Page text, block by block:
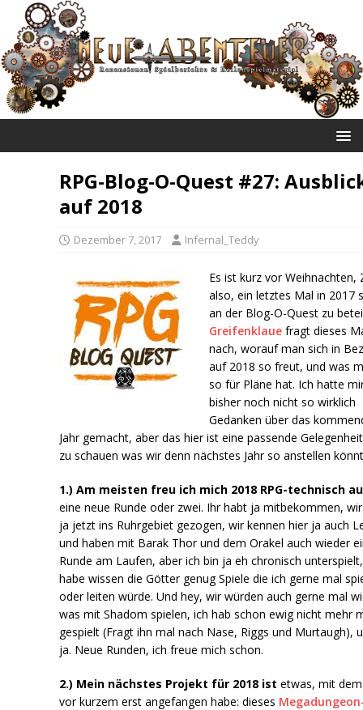
RPG-Blog-O-Quest #27:
auf 2018
Dezember 7, 2017 Infernal_Teddy
Es ist kurz vor Weihnachten,
also, ein letztes Mal in 2017
an der Blog-O-Quest zu
Greifenklaue fragt dieses
nach, worauf man sich in
auf 2018 so freut, und was
so für Pläne hat. Ich hatte
bisher noch nicht so wirklich
Gedanken über das
Jahr gemacht, aber das hier ist eine passende
zu schauen was wir denn nächstes Jahr so anstellen
1.) Am meisten freu ich mich 2018 RPG-technisch
eine neue Runde oder zwei. Ihr habt ja mitbekommen,
ja jetzt ins Ruhrgebiet gezogen, wir kennen hier ja auch
und haben mit Barak Thor und dem Orakel auch wieder
Runde am Laufen, aber ich bin ja eh chronisch
habe wissen die Götter genug Spiele die ich gerne mal
oder leiten würde. Und hey, wir würden auch gerne mal
was mit Shadom spielen, ich hab schon ewig nicht mehr
gespielt (Fragt ihn mal nach Nase, Riggs und Murtaugh),
ja. Neue Runden, ich freue mich schon.
2.) Mein nächstes Projekt für 2018 ist etwas, mit
vor kurzem erst angefangen habe: dieses